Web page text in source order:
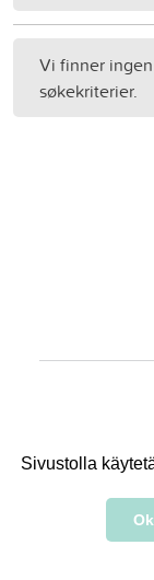
Sivustolla
Vi finner
søkekriterier.